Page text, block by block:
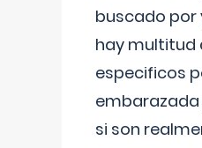
buscado por
hay multitud
especificos
embarazada
si son